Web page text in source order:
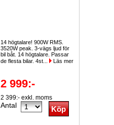
14 högtalare! 900W RMS.
3520W peak. 3-vägs ljud för
bil båt. 14 högtalare. Passar
de flesta bilar. 4st...
Läs mer
2 999:-
2 399:- exkl. moms
Antal